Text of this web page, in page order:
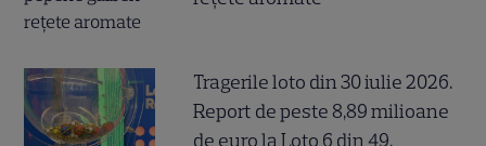
Tragerile loto din 30 iulie 2026.
Report de peste 8,89 milioane
de euro la Loto 6 din 49,